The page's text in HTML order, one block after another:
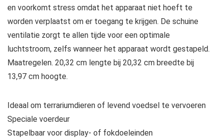
en voorkomt stress omdat het apparaat niet hoeft te
worden verplaatst om er toegang te krijgen. De schuine
ventilatie zorgt te allen tijde voor een optimale
luchtstroom, zelfs wanneer het apparaat wordt gestapeld.
Maatregelen. 20,32 cm lengte bij 20,32 cm breedte bij
13,97 cm hoogte.
Ideaal om terrariumdieren of levend voedsel te vervoeren
Speciale voerdeur
Stapelbaar voor display- of fokdoeleinden